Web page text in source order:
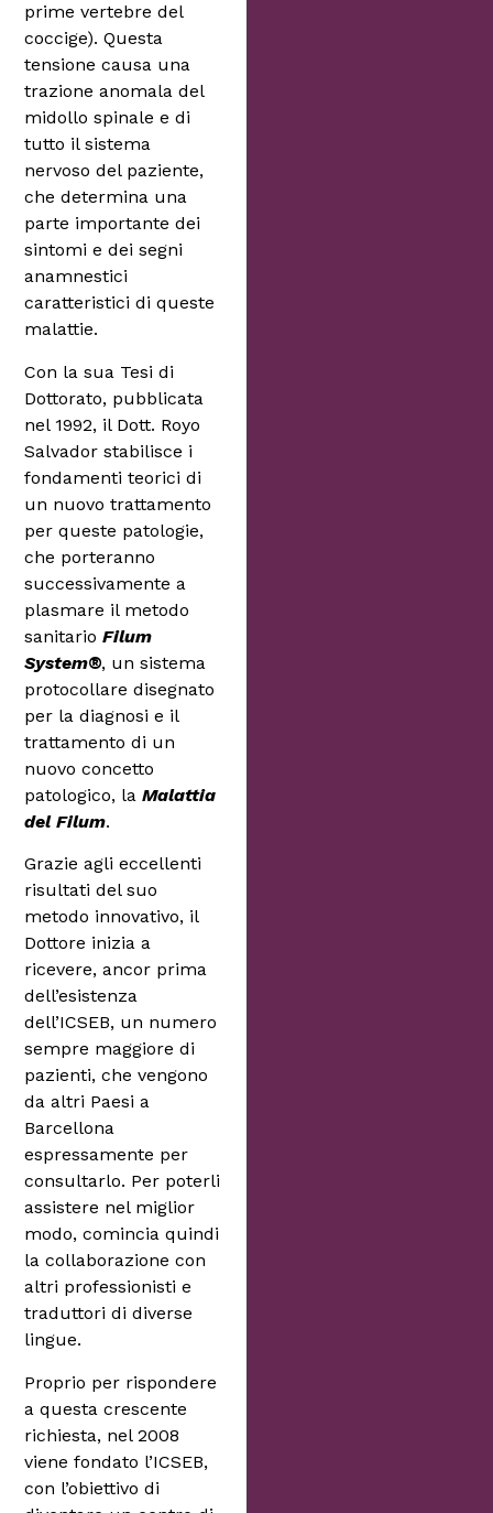
prime vertebre del
coccige). Questa
tensione causa una
trazione anomala del
midollo spinale e di
tutto il sistema
nervoso del paziente,
che determina una
parte importante dei
sintomi e dei segni
anamnestici
caratteristici di queste
malattie.
Con la sua Tesi di
Dottorato, pubblicata
nel 1992, il Dott. Royo
Salvador stabilisce i
fondamenti teorici di
un nuovo trattamento
per queste patologie,
che porteranno
successivamente a
plasmare il metodo
sanitario Filum
System®, un sistema
protocollare disegnato
per la diagnosi e il
trattamento di un
nuovo concetto
patologico, laMalattia
del Filum.
Grazie agli eccellenti
risultati del suo
metodo innovativo, il
Dottore inizia a
ricevere, ancor prima
dell’esistenza
dell’ICSEB, un numero
sempre maggiore di
pazienti, che vengono
da altri Paesi a
Barcellona
espressamente per
consultarlo. Per poterli
assistere nel miglior
modo, comincia quindi
la collaborazione con
altri professionisti e
traduttori di diverse
lingue.
Proprio per rispondere
a questa crescente
richiesta, nel 2008
viene fondato l’ICSEB,
con l’obiettivo di